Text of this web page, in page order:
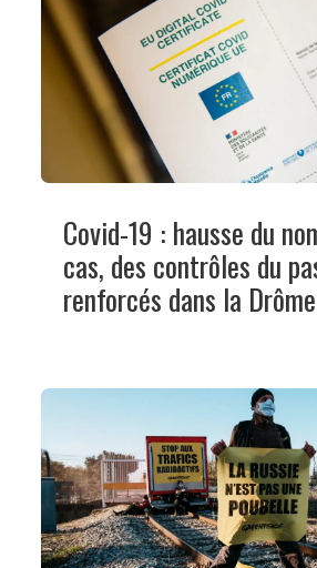
Covid-19 : hausse du
cas, des contrôles du
renforcés dans la Drôme